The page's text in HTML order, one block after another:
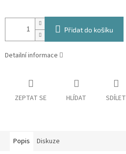
Přidat do košíku
Detailní informace
ZEPTAT SE HLÍDAT SDÍLET
Popis Diskuze